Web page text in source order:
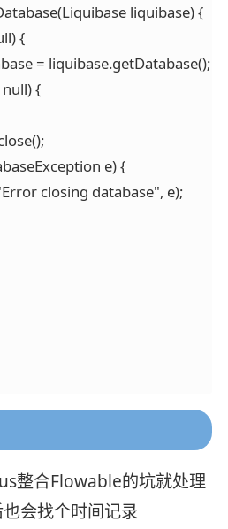
liquibase) {
{
= liquibase.getDatabase();
null) {
e) {
closing database", e);
整合Flowable的坑就处理
会找个时间记录